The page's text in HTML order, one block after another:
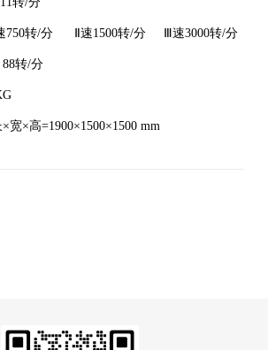
750转/分 Ⅱ速1500转/分 Ⅲ速3000转/分
88转/分
×宽×高=1900×1500×1500 mm